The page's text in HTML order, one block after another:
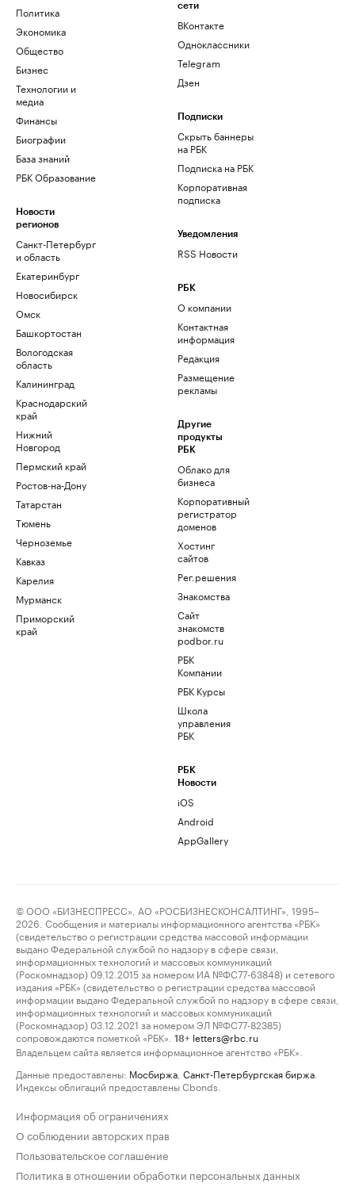
Политика
Экономика
Общество
Бизнес
Технологии и
медиа
Финансы
Биографии
База знаний
РБК Образование
Новости
регионов
Санкт-Петербург
и область
Екатеринбург
Новосибирск
Омск
Башкортостан
Вологодская
область
Калининград
Краснодарский
край
Нижний
Новгород
Пермский край
Ростов-на-Дону
Татарстан
Тюмень
Черноземье
Кавказ
Карелия
Мурманск
Приморский
край
сети
ВКонтакте
Одноклассники
Telegram
Дзен
Подписки
Скрыть баннеры
на РБК
Подписка на РБК
Корпоративная
подписка
Уведомления
RSS Новости
РБК
О компании
Контактная
информация
Редакция
Размещение
рекламы
Другие
продукты
РБК
Облако для
бизнеса
Корпоративный
регистратор
доменов
Хостинг
сайтов
Рег.решения
Знакомства
Сайт
знакомств
podbor.ru
РБК
Компании
РБК Курсы
Школа
управления
РБК
РБК
Новости
iOS
Android
AppGallery
© ООО «БИЗНЕСПРЕСС», АО «РОСБИЗНЕСКОНСАЛТИНГ», 1995–
2026. Сообщения и материалы информационного агентства «РБК»
(свидетельство о регистрации средства массовой информации
выдано Федеральной службой по надзору в сфере связи,
информационных технологий и массовых коммуникаций
(Роскомнадзор) 09.12.2015 за номером ИА №ФС77-63848) и сетевого
издания «РБК» (свидетельство о регистрации средства массовой
информации выдано Федеральной службой по надзору в сфере связи,
информационных технологий и массовых коммуникаций
(Роскомнадзор) 03.12.2021 за номером ЭЛ №ФС77-82385)
сопровождаются пометкой «РБК».
18+ letters@rbc.ru
Владельцем сайта является информационное агентство «РБК».
Данные предоставлены: Мосбиржа Санкт-Петербургская биржа
Индексы облигаций предоставлены Cbonds.
Информация об ограничениях
О соблюдении авторских прав
Пользовательское соглашение
Политика в отношении обработки персональных данных